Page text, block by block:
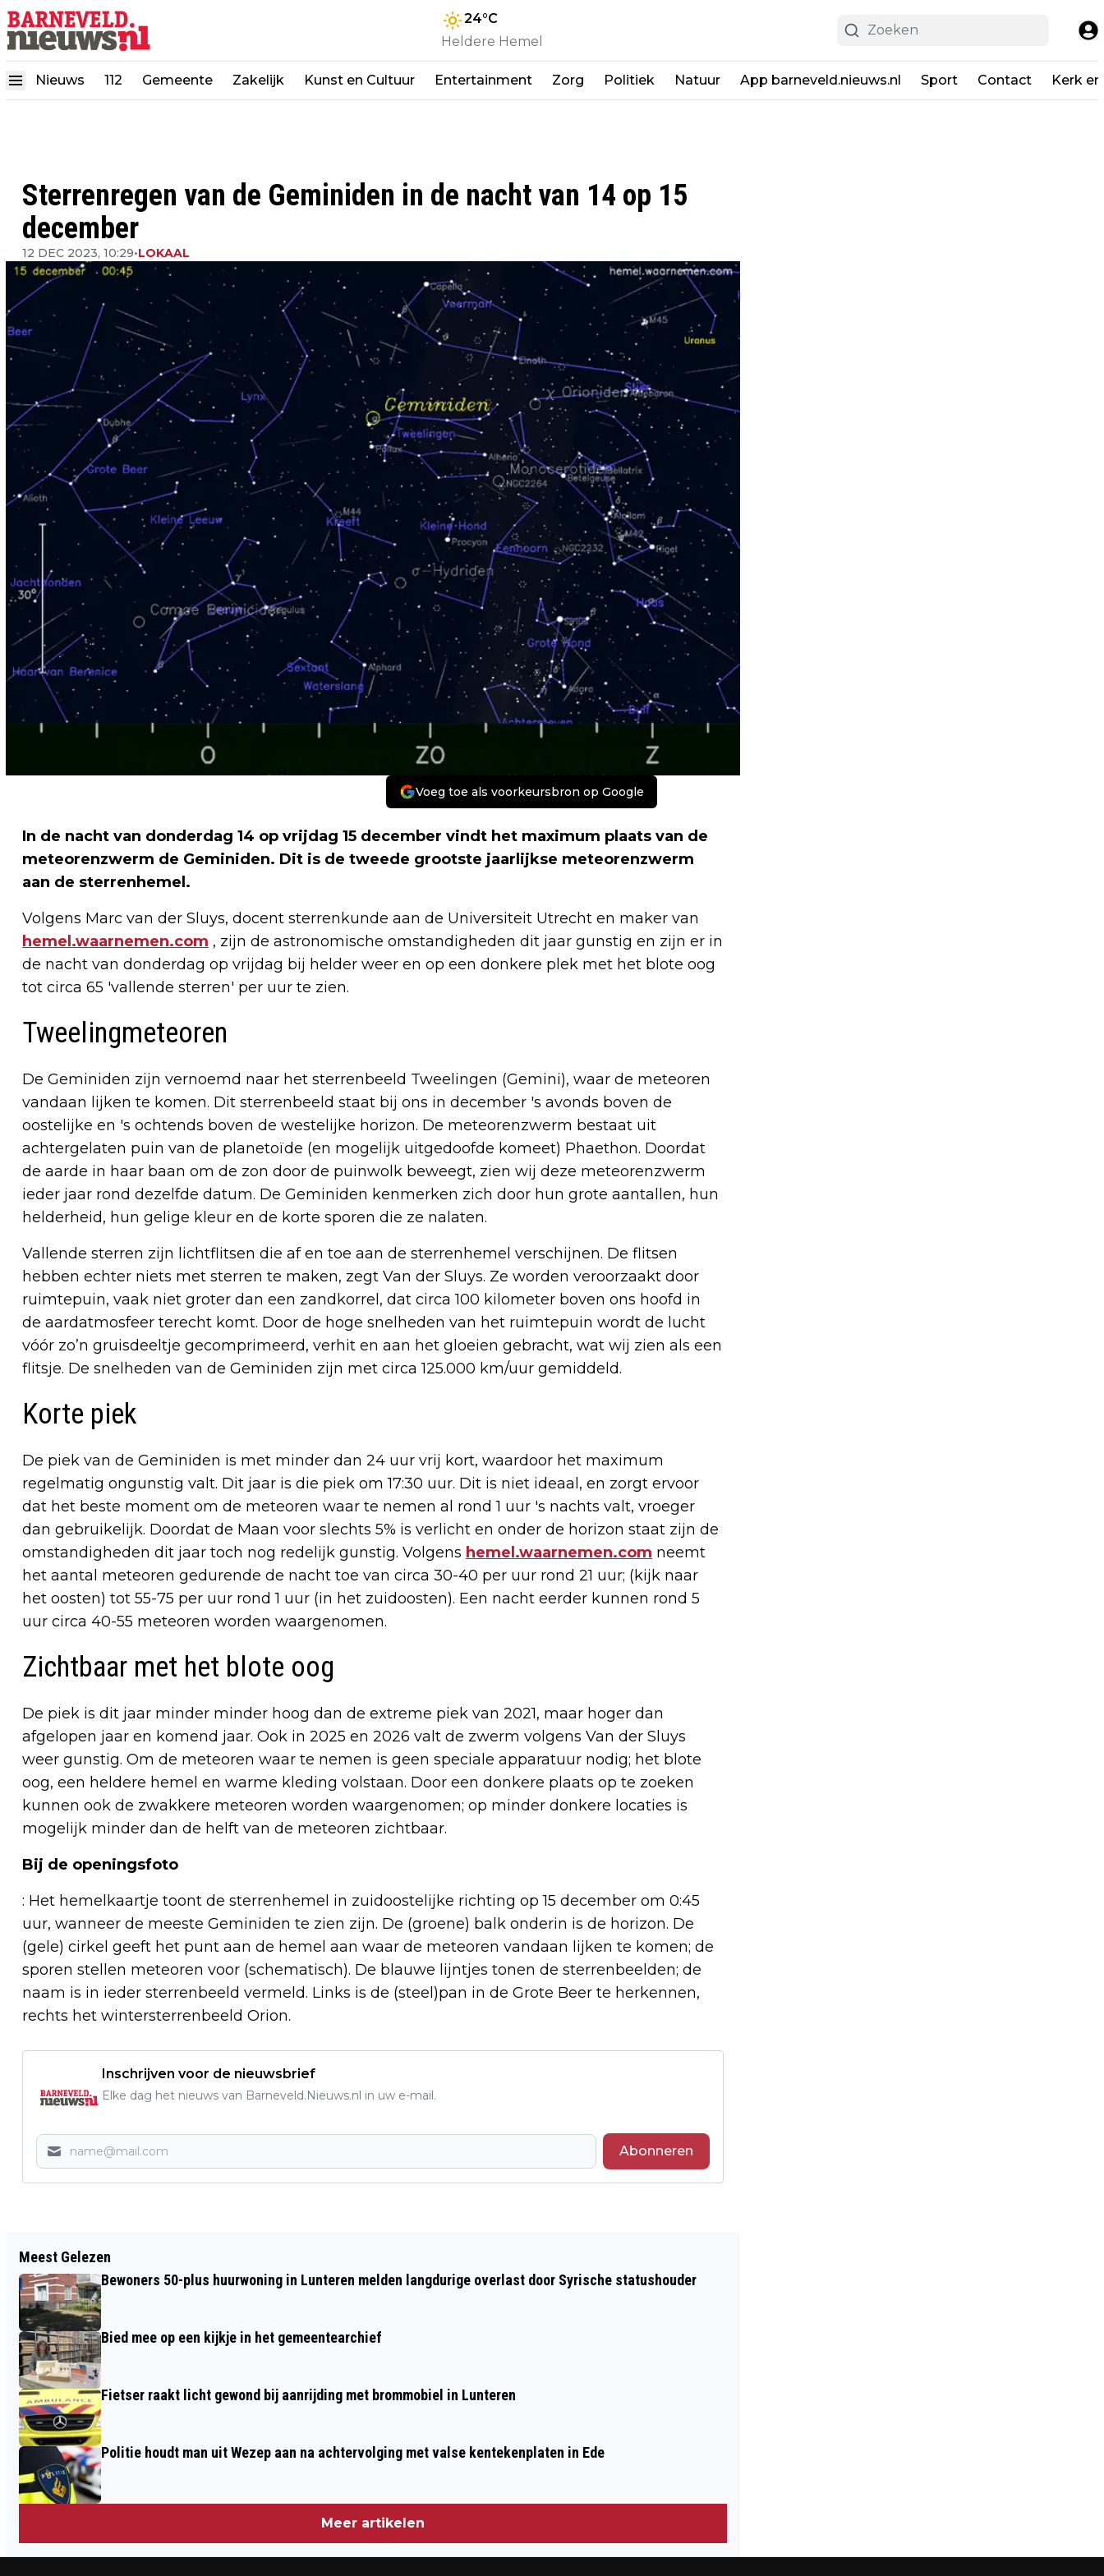
24°C
Heldere Hemel
Nieuws 112 Gemeente Zakelijk Kunst en Cultuur Entertainment Zorg Politiek Natuur App barneveld.nieuws.nl Sport Contact Kerk
Sterrenregen van de Geminiden in de nacht van 14 op 15
december
12 DEC 2023, 10:29•LOKAAL
Voeg toe als voorkeursbron op Google
In de nacht van donderdag 14 op vrijdag 15 december vindt het maximum plaats van de
meteorenzwerm de Geminiden. Dit is de tweede grootste jaarlijkse meteorenzwerm
aan de sterrenhemel.
Volgens Marc van der Sluys, docent sterrenkunde aan de Universiteit Utrecht en maker van
hemel.waarnemen.com , zijn de astronomische omstandigheden dit jaar gunstig en zijn er in
de nacht van donderdag op vrijdag bij helder weer en op een donkere plek met het blote oog
tot circa 65 'vallende sterren' per uur te zien.
Tweelingmeteoren
De Geminiden zijn vernoemd naar het sterrenbeeld Tweelingen (Gemini), waar de meteoren
vandaan lijken te komen. Dit sterrenbeeld staat bij ons in december 's avonds boven de
oostelijke en 's ochtends boven de westelijke horizon. De meteorenzwerm bestaat uit
achtergelaten puin van de planetoïde (en mogelijk uitgedoofde komeet) Phaethon. Doordat
de aarde in haar baan om de zon door de puinwolk beweegt, zien wij deze meteorenzwerm
ieder jaar rond dezelfde datum. De Geminiden kenmerken zich door hun grote aantallen, hun
helderheid, hun gelige kleur en de korte sporen die ze nalaten.
Vallende sterren zijn lichtflitsen die af en toe aan de sterrenhemel verschijnen. De flitsen
hebben echter niets met sterren te maken, zegt Van der Sluys. Ze worden veroorzaakt door
ruimtepuin, vaak niet groter dan een zandkorrel, dat circa 100 kilometer boven ons hoofd in
de aardatmosfeer terecht komt. Door de hoge snelheden van het ruimtepuin wordt de lucht
vóór zo’n gruisdeeltje gecomprimeerd, verhit en aan het gloeien gebracht, wat wij zien als een
flitsje. De snelheden van de Geminiden zijn met circa 125.000 km/uur gemiddeld.
Korte piek
De piek van de Geminiden is met minder dan 24 uur vrij kort, waardoor het maximum
regelmatig ongunstig valt. Dit jaar is die piek om 17:30 uur. Dit is niet ideaal, en zorgt ervoor
dat het beste moment om de meteoren waar te nemen al rond 1 uur 's nachts valt, vroeger
dan gebruikelijk. Doordat de Maan voor slechts 5% is verlicht en onder de horizon staat zijn de
omstandigheden dit jaar toch nog redelijk gunstig. Volgens hemel.waarnemen.com neemt
het aantal meteoren gedurende de nacht toe van circa 30-40 per uur rond 21 uur; (kijk naar
het oosten) tot 55-75 per uur rond 1 uur (in het zuidoosten). Een nacht eerder kunnen rond 5
uur circa 40-55 meteoren worden waargenomen.
Zichtbaar met het blote oog
De piek is dit jaar minder minder hoog dan de extreme piek van 2021, maar hoger dan
afgelopen jaar en komend jaar. Ook in 2025 en 2026 valt de zwerm volgens Van der Sluys
weer gunstig. Om de meteoren waar te nemen is geen speciale apparatuur nodig; het blote
oog, een heldere hemel en warme kleding volstaan. Door een donkere plaats op te zoeken
kunnen ook de zwakkere meteoren worden waargenomen; op minder donkere locaties is
mogelijk minder dan de helft van de meteoren zichtbaar.
Bij de openingsfoto
: Het hemelkaartje toont de sterrenhemel in zuidoostelijke richting op 15 december om 0:45
uur, wanneer de meeste Geminiden te zien zijn. De (groene) balk onderin is de horizon. De
(gele) cirkel geeft het punt aan de hemel aan waar de meteoren vandaan lijken te komen; de
sporen stellen meteoren voor (schematisch). De blauwe lijntjes tonen de sterrenbeelden; de
naam is in ieder sterrenbeeld vermeld. Links is de (steel)pan in de Grote Beer te herkennen,
rechts het wintersterrenbeeld Orion.
Inschrijven voor de nieuwsbrief
Elke dag het nieuws van Barneveld.Nieuws.nl in uw e-mail.
Abonneren
CANDLELIGHT SHOPPING IN BARNEVELD
NEDERLANDERS VERWACHT EIGEN
Meest Gelezen
Bewoners 50-plus huurwoning in Lunteren melden langdurige overlast door Syrische statushouder
Bied mee op een kijkje in het gemeentearchief
Fietser raakt licht gewond bij aanrijding met brommobiel in Lunteren
Politie houdt man uit Wezep aan na achtervolging met valse kentekenplaten in Ede
Meer artikelen